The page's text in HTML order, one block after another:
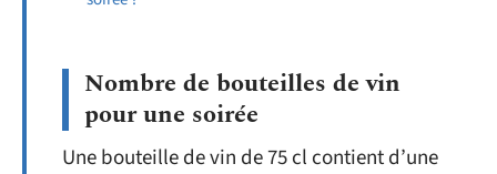
Nombre de bouteilles de vin
pour une soirée
Une bouteille de vin de 75 cl contient d’une